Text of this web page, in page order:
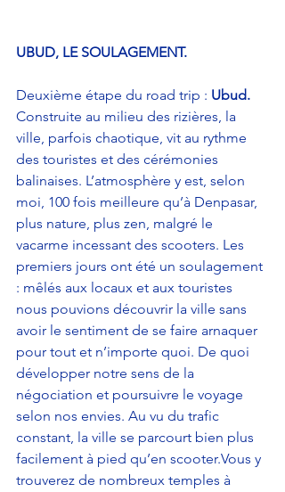
UBUD, LE SOULAGEMENT.
Deuxième étape du road trip : Ubud.
Construite au milieu des rizières, la
ville, parfois chaotique, vit au rythme
des touristes et des cérémonies
balinaises. L’atmosphère y est, selon
moi, 100 fois meilleure qu’à Denpasar,
plus nature, plus zen, malgré le
vacarme incessant des scooters. Les
premiers jours ont été un soulagement
: mêlés aux locaux et aux touristes
nous pouvions découvrir la ville sans
avoir le sentiment de se faire arnaquer
pour tout et n’importe quoi. De quoi
développer notre sens de la
négociation et poursuivre le voyage
selon nos envies. Au vu du trafic
constant, la ville se parcourt bien plus
facilement à pied qu’en scooter.Vous y
trouverez de nombreux temples à